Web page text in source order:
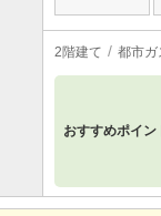
2階建て 都市ガ
おすすめポイン